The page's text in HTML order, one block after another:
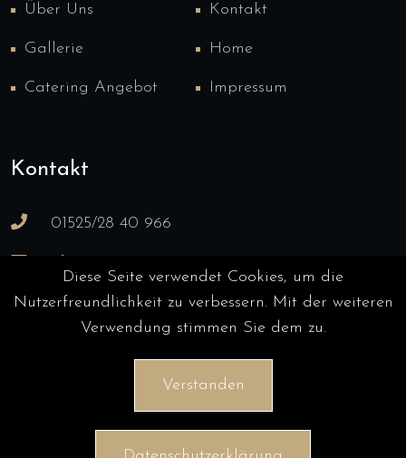
Über Uns Kontakt
Gallerie Home
Catering Angebot Impressum
Kontakt
01525/28 40 966
Falkensteig 38, 19322 Wittenberge
Diese Seite verwendet Cookies, um die
Nutzerfreundlichkeit zu verbessern. Mit der weiteren
Verwendung stimmen Sie dem zu.
Verstanden